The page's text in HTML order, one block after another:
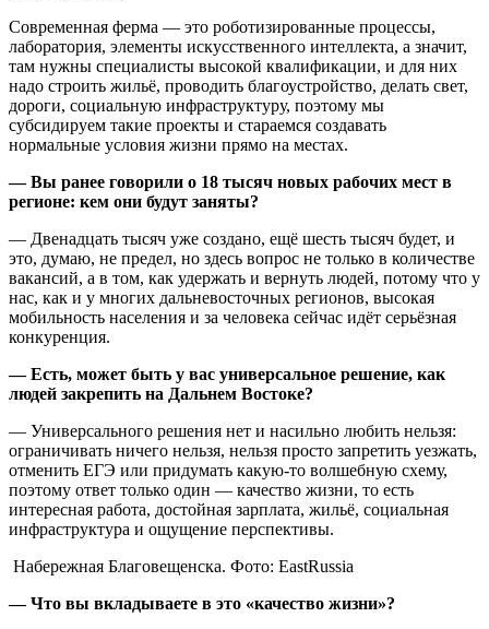
Современная ферма — это роботизированные процессы,
лаборатория, элементы искусственного интеллекта, а значит,
там нужны специалисты высокой квалификации, и для них
надо строить жильё, проводить благоустройство, делать свет,
дороги, социальную инфраструктуру, поэтому мы
субсидируем такие проекты и стараемся создавать
нормальные условия жизни прямо на местах.
— Вы ранее говорили о 18 тысяч новых рабочих мест в
регионе: кем они будут заняты?
— Двенадцать тысяч уже создано, ещё шесть тысяч будет, и
это, думаю, не предел, но здесь вопрос не только в количестве
вакансий, а в том, как удержать и вернуть людей, потому что у
нас, как и у многих дальневосточных регионов, высокая
мобильность населения и за человека сейчас идёт серьёзная
конкуренция.
— Есть, может быть у вас универсальное решение, как
людей закрепить на Дальнем Востоке?
— Универсального решения нет и насильно любить нельзя:
ограничивать ничего нельзя, нельзя просто запретить уезжать,
отменить ЕГЭ или придумать какую-то волшебную схему,
поэтому ответ только один — качество жизни, то есть
интересная работа, достойная зарплата, жильё, социальная
инфраструктура и ощущение перспективы.
Набережная Благовещенска. Фото: EastRussia
— Что вы вкладываете в это «качество жизни»?